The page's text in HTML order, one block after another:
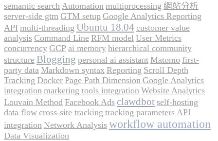
semantic search Automation multiprocessing 網站分析
server-side gtm GTM setup Google Analytics Reporting
API multi-threading Ubuntu 18.04 customer value
analysis Command Line RFM model User Metrics
concurrency GCP ai memory hierarchical community
structure Blogging personal ai assistant Matomo first-
party data Markdown syntax Reporting Scroll Depth
Tracking Docker Page Path Dimension Google Analytics
integration marketing tools integration Website Analytics
Louvain Method Facebook Ads clawdbot self-hosting
data flow cross-site tracking tracking parameters API
integration Network Analysis workflow automation
Data Visualization